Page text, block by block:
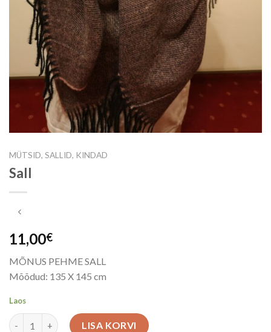
MÜTSID, SALLID, KINDAD
Sall
11,00€
MÕNUS PEHME SALL
Mõõdud: 135 X 145 cm
Laos
Sall kogus LISA KORVI